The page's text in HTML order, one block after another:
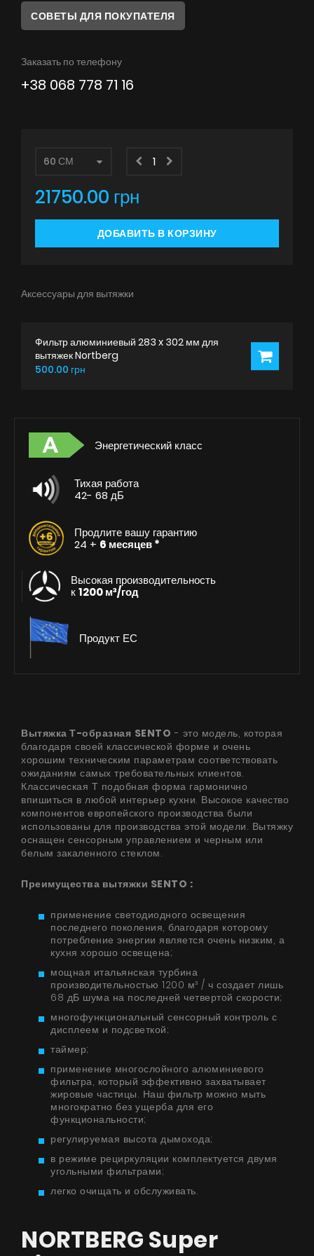
Советы
СОВЕТЫ ДЛЯ ПОКУПАТЕЛЯ
Заказать по телефону
+38 068 778 71 16
21750.00 грн
ДОБАВИТЬ В КОРЗИНУ
Аксессуары для вытяжки
Фильтр алюминиевый 283 x 302 мм для
вытяжек Nortberg
500.00 грн
Энергетический класс
Тихая работа
42- 68 дБ
Продлите вашу гарантию
24 + 6 месяцев *
Высокая производительность
к1200 м³/год
Продукт ЕС
Вытяжка Т-образная SENTO - это модель, которая
благодаря своей классической форме и очень
хорошим техническим параметрам соответствовать
ожиданиям самых требовательных клиентов.
Классическая Т подобная форма гармонично
впишиться в любой интерьер кухни. Высокое качество
компонентов европейского производства были
использованы для производства этой модели. Вытяжку
оснащен сенсорным управлением и черным или
белым закаленного стеклом.
Преимущества вытяжки SENTO :
применение светодиодного освещения
последнего поколения, благодаря которому
потребление энергии является очень низким, а
кухня хорошо освещена;
мощная итальянская турбина
производительностью 1200 м³ / ч создает лишь
68 дБ шума на последней четвертой скорости;
многофункциональный сенсорный контроль с
дисплеем и подсветкой;
таймер;
применение многослойного алюминиевого
фильтра, который эффективно захватывает
жировые частицы. Наш фильтр можно мыть
многократно без ущерба для его
функциональности;
регулируемая высота дымохода;
в режиме рециркуляции комплектуется двумя
угольными фильтрами;
легко очищать и обслуживать.
NORTBERG Super